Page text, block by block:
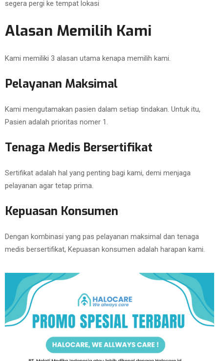
segera pergi ke tempat lokasi
Alasan Memilih Kami
Kami memiliki 3 alasan utama kenapa memilih kami.
Pelayanan Maksimal
Kami mengutamakan pasien dalam setiap tindakan. Untuk itu,
Pasien adalah prioritas nomer 1.
Tenaga Medis Bersertifikat
Sertifikat adalah hal yang penting bagi kami, demi menjaga
pelayanan agar tetap prima.
Kepuasan Konsumen
Dengan kombinasi yang pas pelayanan maksimal dan tenaga
medis bersertifikat, Kepuasan konsumen adalah harapan kami.